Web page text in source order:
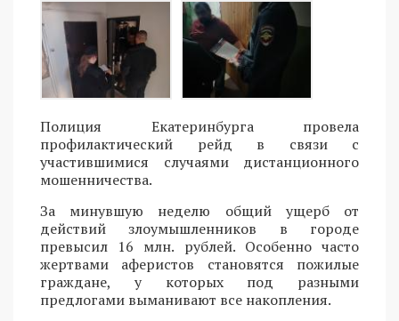
Полиция Екатеринбурга провела
профилактический рейд в связи с
участившимися случаями дистанционного
мошенничества.
За минувшую неделю общий ущерб от
действий злоумышленников в городе
превысил 16 млн. рублей. Особенно часто
жертвами аферистов становятся пожилые
граждане, у которых под разными
предлогами выманивают все накопления.